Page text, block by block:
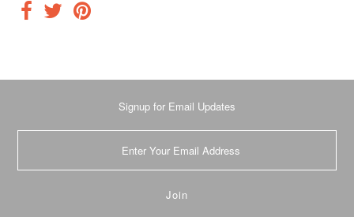
Signup for Email Updates